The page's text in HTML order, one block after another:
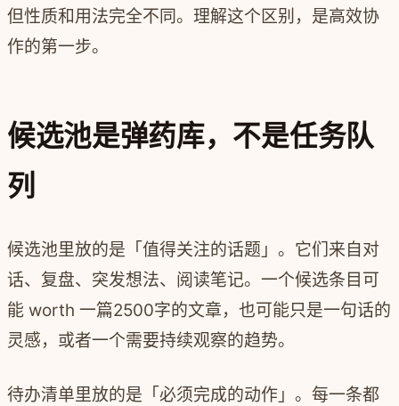
但性质和用法完全不同。理解这个区别，是高效协
作的第一步。
候选池是弹药库，不是任务队
列
候选池里放的是「值得关注的话题」。它们来自对
话、复盘、突发想法、阅读笔记。一个候选条目可
能 worth 一篇2500字的文章，也可能只是一句话的
灵感，或者一个需要持续观察的趋势。
待办清单里放的是「必须完成的动作」。每一条都